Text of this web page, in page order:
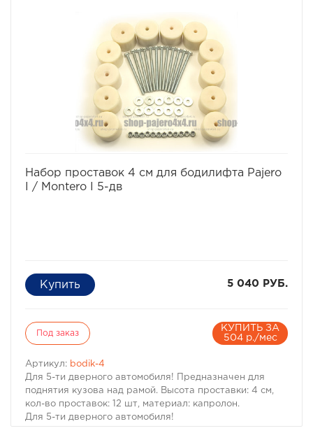
Набор проставок 4 см для бодилифта Pajero
I / Montero I 5-дв
5 040 РУБ.
Под заказ
КУПИТЬ ЗА
504 р./мес
Артикул: bodik-4
Для 5-ти дверного автомобиля! Предназначен для
поднятия кузова над рамой. Высота проставки: 4 см,
кол-во проставок: 12 шт, материал: капролон.
Для 5-ти дверного автомобиля!